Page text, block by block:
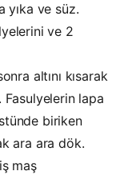
yıka ve süz.
ve 2
altını kısarak
lapa
biriken
ara ara dök.
maş